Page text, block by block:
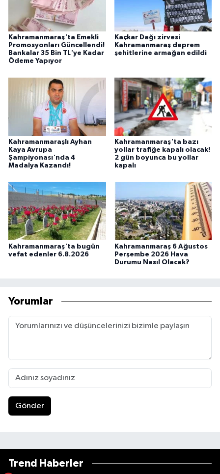
Kahramanmaraş'ta Emekli
Promosyonları Güncellendi!
Bankalar 35 Bin TL'ye Kadar
Ödeme Yapıyor
Kaçkar Dağı zirvesi
Kahramanmaraş deprem
şehitlerine armağan edildi
Kahramanmaraşlı Ayhan
Kaya Avrupa
Şampiyonası'nda 4
Madalya Kazandı!
Kahramanmaraş'ta bazı
yollar trafiğe kapalı olacak!
2 gün boyunca bu yollar
kapalı
Kahramanmaraş'ta bugün
vefat edenler 6.8.2026
Kahramanmaraş 6 Ağustos
Perşembe 2026 Hava
Durumu Nasıl Olacak?
Yorumlar
Gönder
Trend Haberler